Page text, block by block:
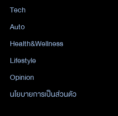
Tech
Auto
Health&Wellness
Lifestyle
Opinion
นโยบายการเป็นส่วนตัว